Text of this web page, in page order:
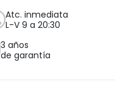
Atc. inmediata
L-V 9 a 20:30
3 años
de garantía